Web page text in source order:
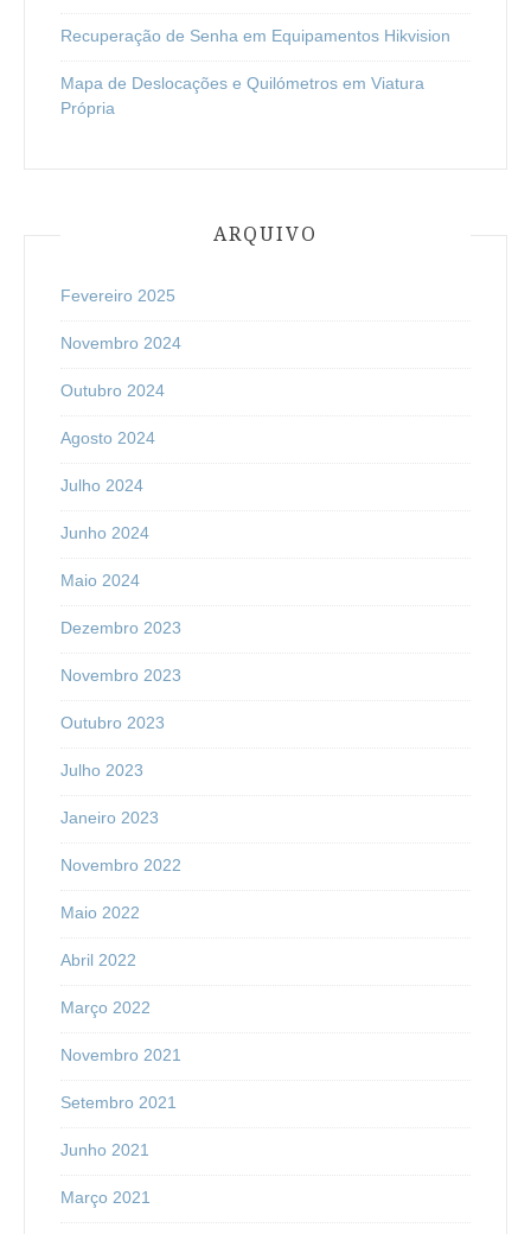
Recuperação de Senha em Equipamentos Hikvision
Mapa de Deslocações e Quilómetros em Viatura
Própria
ARQUIVO
Fevereiro 2025
Novembro 2024
Outubro 2024
Agosto 2024
Julho 2024
Junho 2024
Maio 2024
Dezembro 2023
Novembro 2023
Outubro 2023
Julho 2023
Janeiro 2023
Novembro 2022
Maio 2022
Abril 2022
Março 2022
Novembro 2021
Setembro 2021
Junho 2021
Março 2021